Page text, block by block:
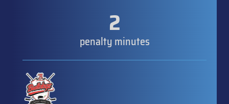
2
penalty minutes